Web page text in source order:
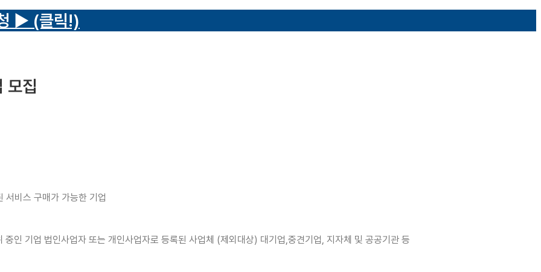
▶ (클릭!)
모집
서비스 구매가 가능한 기업
인 기업 법인사업자 또는 개인사업자로 등록된 사업체 (제외대상) 대기업,중견기업, 지자체 및 공공기관 등